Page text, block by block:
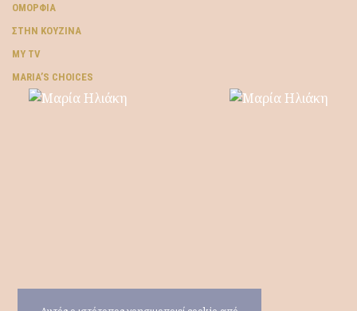
ΟΜΟΡΦΙΆ
ΣΤΗΝ ΚΟΥΖΊΝΑ
MY TV
ΜARIA’S CHOICES